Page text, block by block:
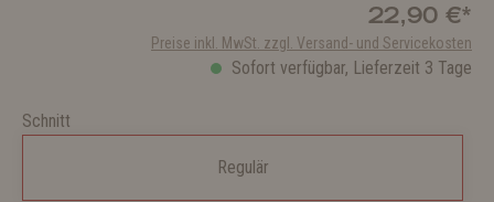
22,90 €*
Preise inkl. MwSt. zzgl. Versand- und Servicekosten
Sofort verfügbar, Lieferzeit 3 Tage
Schnitt
Regulär